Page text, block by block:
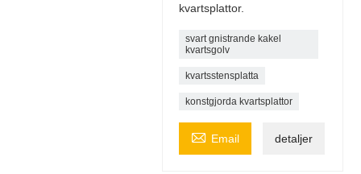
kvartsplattor.
svart gnistrande kakel
kvartsgolv
kvartsstensplatta
konstgjorda kvartsplattor
 Email detaljer